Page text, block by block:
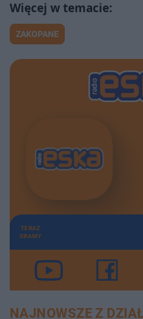
ZAKOPANE
TERAZ
GRAMY
NAJNOWSZE Z